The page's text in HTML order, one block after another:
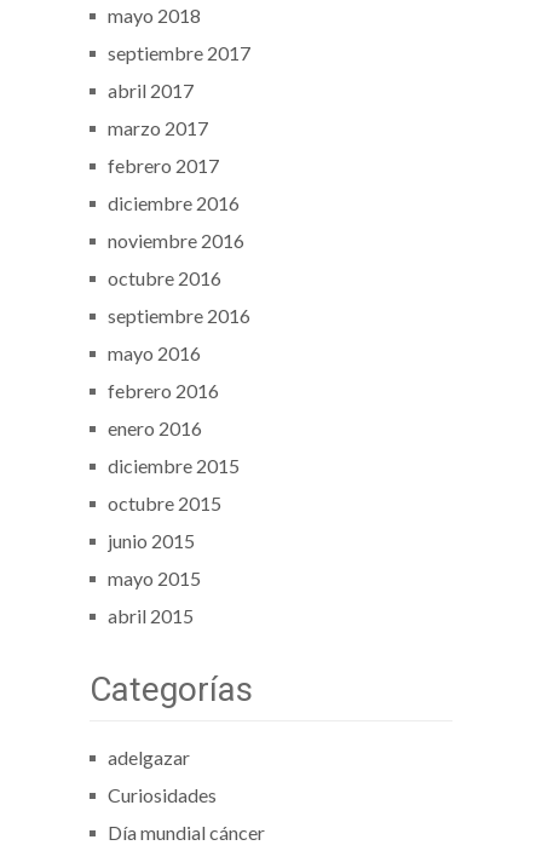
mayo 2018
septiembre 2017
abril 2017
marzo 2017
febrero 2017
diciembre 2016
noviembre 2016
octubre 2016
septiembre 2016
mayo 2016
febrero 2016
enero 2016
diciembre 2015
octubre 2015
junio 2015
mayo 2015
abril 2015
Categorías
adelgazar
Curiosidades
Día mundial cáncer